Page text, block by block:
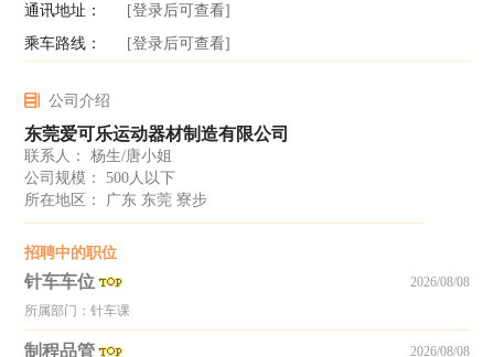
通讯地址：
[登录后可查看]
乘车路线：
[登录后可查看]
公司介绍
东莞爱可乐运动器材制造有限公司
联系人： 杨生/唐小姐
公司规模： 500人以下
所在地区： 广东 东莞 寮步
招聘中的职位
针车车位
所属部门：针车课
2026/08/08
制程品管 2026/08/08